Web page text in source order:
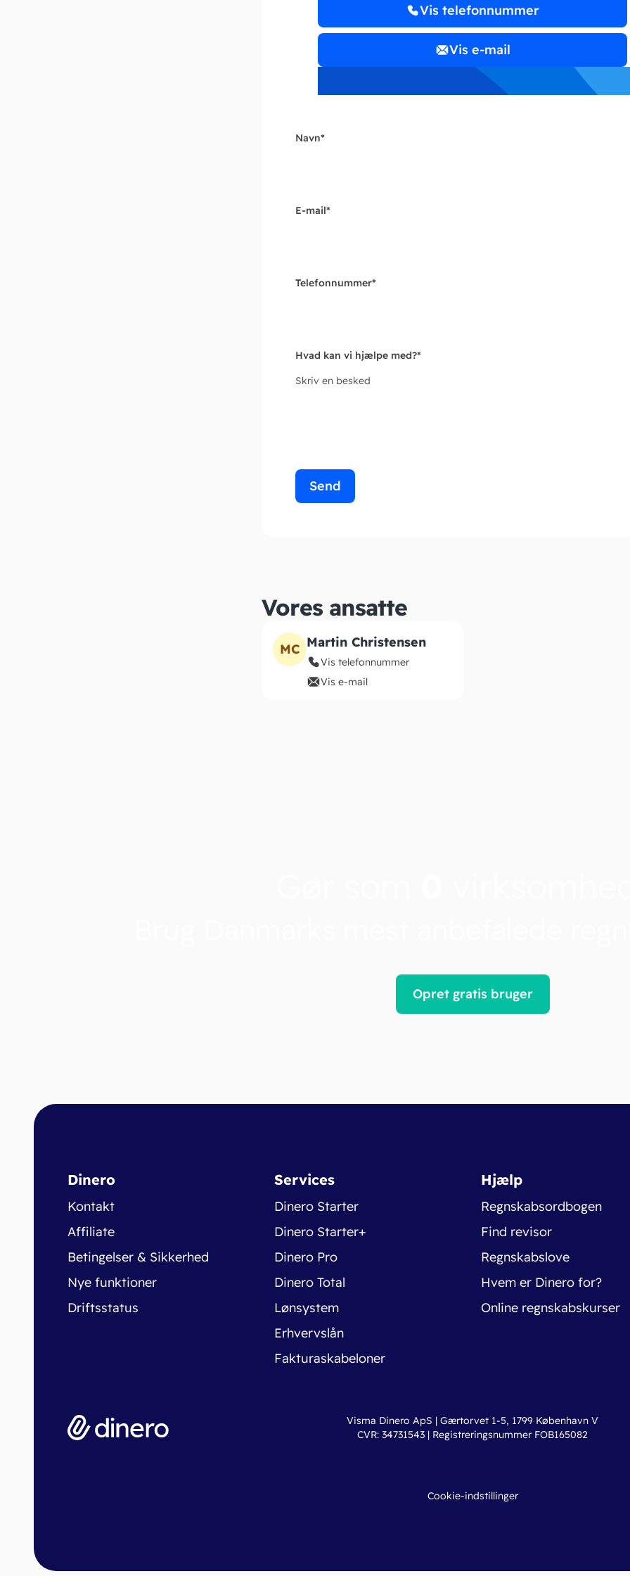
Vis telefonnummer
Vis e-mail
Navn*
E-mail*
Telefonnummer*
Hvad kan vi hjælpe med?*
Skriv en besked
Send
Vores ansatte
MC Martin Christensen
Vis telefonnummer
Vis e-mail
Opret gratis bruger
Dinero
Kontakt
Affiliate
Betingelser & Sikkerhed
Nye funktioner
Driftsstatus
Services
Dinero Starter
Dinero Starter+
Dinero Pro
Dinero Total
Lønsystem
Erhvervslån
Fakturaskabeloner
Hjælp
Regnskabsordbogen
Find revisor
Regnskabslove
Hvem er Dinero for?
Online regnskabskurser
Visma Dinero ApS | Gærtorvet 1-5, 1799 København V
CVR: 34731543 | Registreringsnummer FOB165082
Cookie-indstillinger